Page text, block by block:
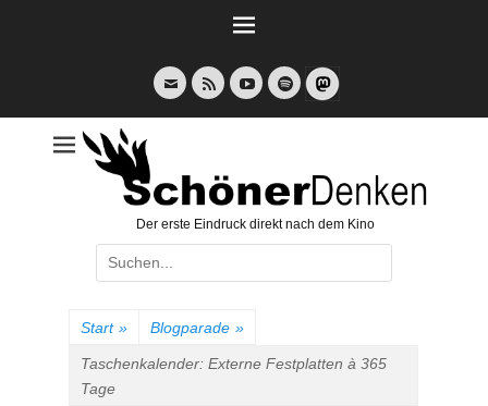
E-
Mail
Feed YouTubeSpotify
Der erste Eindruck direkt nach dem Kino
Suche
nach:
Start » Blogparade »
Taschenkalender: Externe Festplatten à 365
Tage